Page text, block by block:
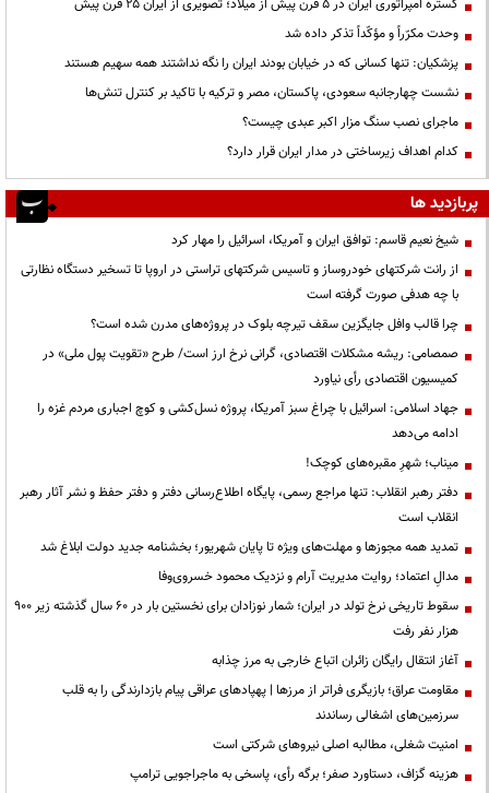
گستره امپراتوری ایران در ۵ قرن پیش از میلاد؛ تصویری از ایران ۲۵ قرن پیش
وحدت مکرّراً و مؤکّداً تذکر داده شد
پزشکیان: تنها کسانی که در خیابان بودند ایران را نگه نداشتند همه سهیم هستند
نشست چهارجانبه سعودی، پاکستان، مصر و ترکیه با تاکید بر کنترل تنش‌ها
ماجرای نصب سنگ مزار اکبر عبدی چیست؟
کدام اهداف زیرساختی در مدار ایران قرار دارد؟
پربازدید ها
شیخ نعیم قاسم: توافق ایران و آمریکا، اسرائیل را مهار کرد
از رانت‌ شرکتهای خودروساز و تاسیس شرکتهای تراستی در اروپا تا تسخیر دستگاه نظارتی
با چه هدفی صورت گرفته است
چرا قالب وافل جایگزین سقف تیرچه بلوک در پروژه‌های مدرن شده است؟
صمصامی: ریشه مشکلات اقتصادی، گرانی نرخ ارز است/ طرح «تقویت پول ملی» در
کمیسیون اقتصادی رأی نیاورد
جهاد اسلامی: اسرائیل با چراغ سبز آمریکا، پروژه نسل‌کشی و کوچ اجباری مردم غزه را
ادامه می‌دهد
میناب؛ شهرِ مقبره‌های کوچک!
دفتر رهبر انقلاب: تنها مراجع رسمی، پایگاه اطلاع‌رسانی دفتر و دفتر حفظ و نشر آثار رهبر
انقلاب است
تمدید همه مجوزها و مهلت‌های ویژه تا پایان شهریور؛ بخشنامه جدید دولت ابلاغ شد
مدالِ اعتماد؛ روایت مدیریت آرام و نزدیک محمود خسروی‌وفا
سقوط تاریخی نرخ تولد در ایران؛ شمار نوزادان برای نخستین بار در ۶۰ سال گذشته زیر ۹۰۰
هزار نفر رفت
آغاز انتقال رایگان زائران اتباع خارجی به مرز چذابه
مقاومت عراق؛ بازیگری فراتر از مرزها | پهپادهای عراقی پیام بازدارندگی را به قلب
سرزمین‌های اشغالی رساندند
‌امنیت شغلی، مطالبه اصلی نیروهای شرکتی است
هزینه گزاف، دستاورد صفر؛ برگه رأی، پاسخی به ماجراجویی ترامپ